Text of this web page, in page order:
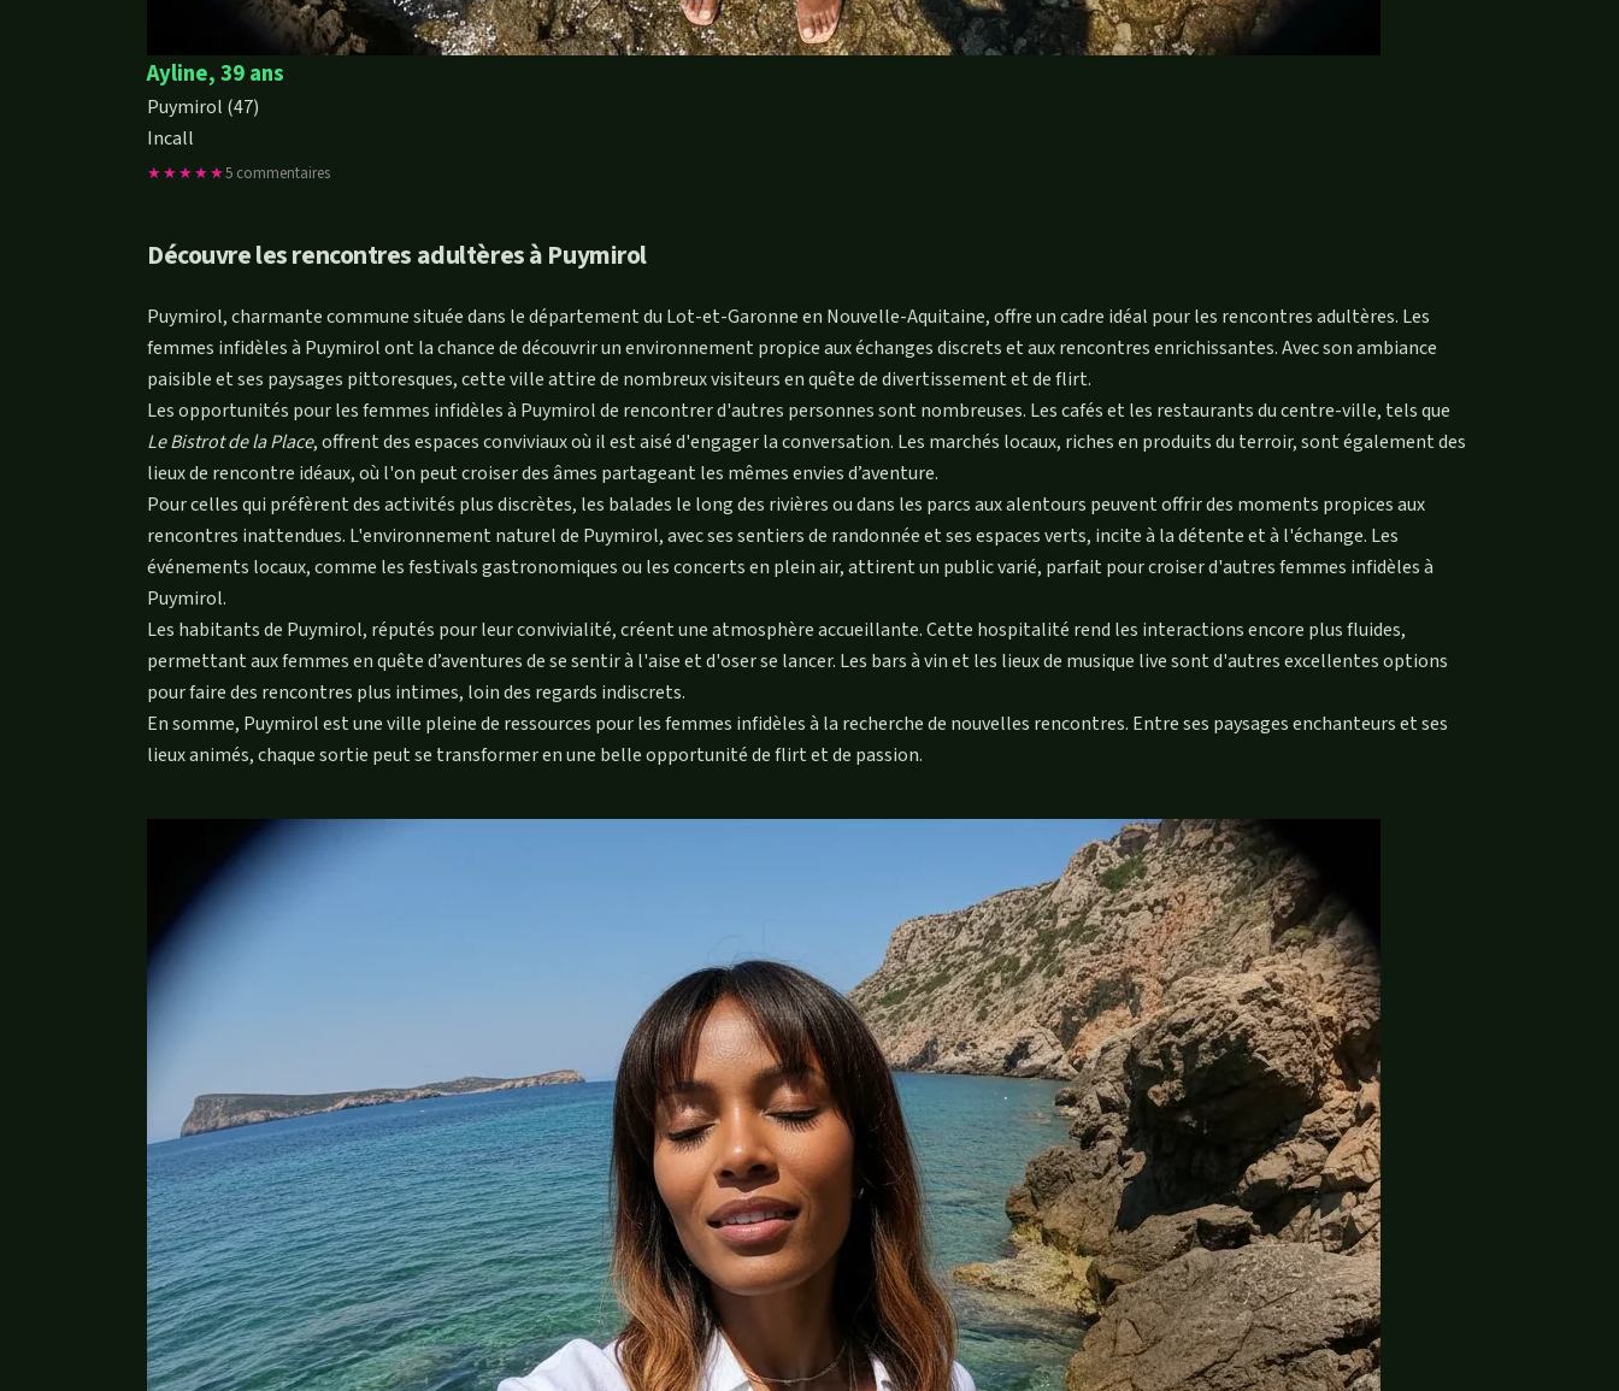
Ayline, 39 ans
Puymirol (47)
Incall
★★★★★5 commentaires
Découvre les rencontres adultères à Puymirol
Puymirol, charmante commune située dans le département du Lot-et-Garonne en Nouvelle-Aquitaine, offre un cadre idéal pour les rencontres adultères. Les
femmes infidèles à Puymirol ont la chance de découvrir un environnement propice aux échanges discrets et aux rencontres enrichissantes. Avec son ambiance
paisible et ses paysages pittoresques, cette ville attire de nombreux visiteurs en quête de divertissement et de flirt.
Les opportunités pour les femmes infidèles à Puymirol de rencontrer d'autres personnes sont nombreuses. Les cafés et les restaurants du centre-ville, tels que
Le Bistrot de la Place, offrent des espaces conviviaux où il est aisé d'engager la conversation. Les marchés locaux, riches en produits du terroir, sont également des
lieux de rencontre idéaux, où l'on peut croiser des âmes partageant les mêmes envies d’aventure.
Pour celles qui préfèrent des activités plus discrètes, les balades le long des rivières ou dans les parcs aux alentours peuvent offrir des moments propices aux
rencontres inattendues. L'environnement naturel de Puymirol, avec ses sentiers de randonnée et ses espaces verts, incite à la détente et à l'échange. Les
événements locaux, comme les festivals gastronomiques ou les concerts en plein air, attirent un public varié, parfait pour croiser d'autres femmes infidèles à
Puymirol.
Les habitants de Puymirol, réputés pour leur convivialité, créent une atmosphère accueillante. Cette hospitalité rend les interactions encore plus fluides,
permettant aux femmes en quête d’aventures de se sentir à l'aise et d'oser se lancer. Les bars à vin et les lieux de musique live sont d'autres excellentes options
pour faire des rencontres plus intimes, loin des regards indiscrets.
En somme, Puymirol est une ville pleine de ressources pour les femmes infidèles à la recherche de nouvelles rencontres. Entre ses paysages enchanteurs et ses
lieux animés, chaque sortie peut se transformer en une belle opportunité de flirt et de passion.